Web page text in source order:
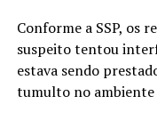
Conforme a SSP, os
suspeito tentou
estava sendo
tumulto no